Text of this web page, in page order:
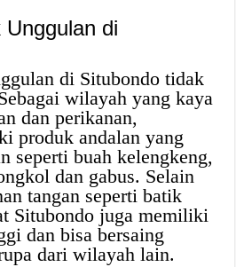
di
di Situbondo tidak
wilayah yang kaya
dan perikanan,
produk andalan yang
seperti buah kelengkeng,
dan gabus. Selain
tangan seperti batik
Situbondo juga memiliki
dan bisa bersaing
dari wilayah lain.